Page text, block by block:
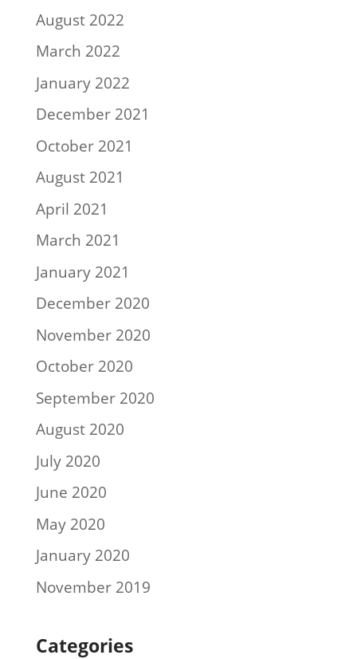
August 2022
March 2022
January 2022
December 2021
October 2021
August 2021
April 2021
March 2021
January 2021
December 2020
November 2020
October 2020
September 2020
August 2020
July 2020
June 2020
May 2020
January 2020
November 2019
Categories